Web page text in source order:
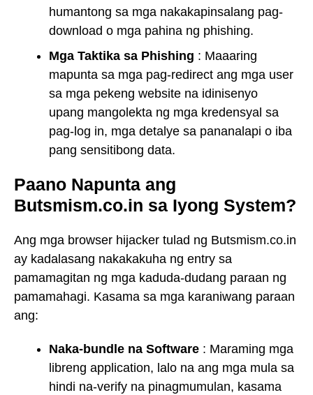
humantong sa mga nakakapinsalang pag-
download o mga pahina ng phishing.
Mga Taktika sa Phishing : Maaaring
mapunta sa mga pag-redirect ang mga user
sa mga pekeng website na idinisenyo
upang mangolekta ng mga kredensyal sa
pag-log in, mga detalye sa pananalapi o iba
pang sensitibong data.
Paano Napunta ang
Butsmism.co.in sa Iyong System?
Ang mga browser hijacker tulad ng Butsmism.co.in
ay kadalasang nakakakuha ng entry sa
pamamagitan ng mga kaduda-dudang paraan ng
pamamahagi. Kasama sa mga karaniwang paraan
ang:
Naka-bundle na Software : Maraming mga
libreng application, lalo na ang mga mula sa
hindi na-verify na pinagmumulan, kasama